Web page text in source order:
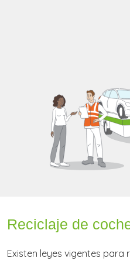
Reciclaje de
Existen leyes vigentes para